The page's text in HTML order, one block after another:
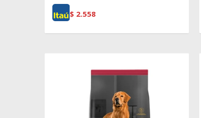
$ 2.558